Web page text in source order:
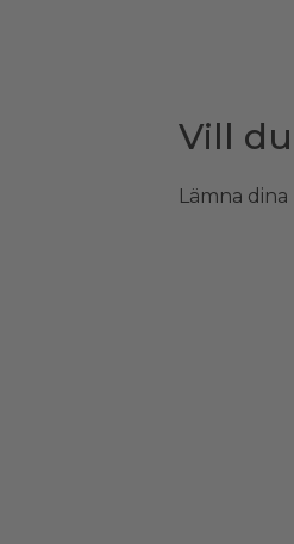
Vill
Lämna